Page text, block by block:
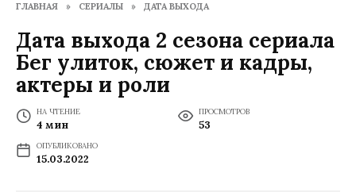
ГЛАВНАЯ » СЕРИАЛЫ » ДАТА ВЫХОДА
Дата выхода 2 сезона сериала
Бег улиток, сюжет и кадры,
актеры и роли
НА ЧТЕНИЕ
4 мин
ПРОСМОТРОВ
53
ОПУБЛИКОВАНО
15.03.2022